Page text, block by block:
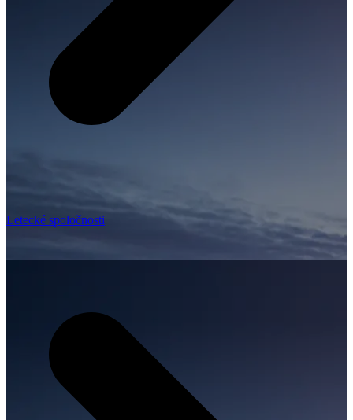
Letecké spoločnosti